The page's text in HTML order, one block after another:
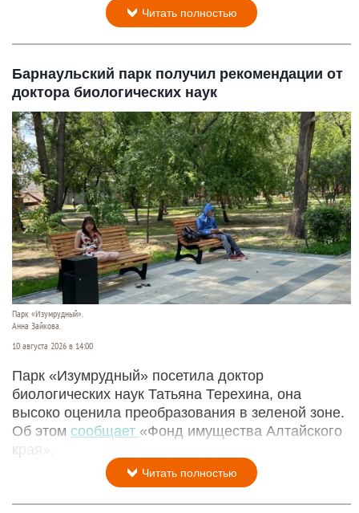
Читать полностью
Барнаульский парк получил рекомендации от
доктора биологических наук
Парк «Изумрудный».
Анна Зайкова.
10 августа 2026 в 14:00
Парк «Изумрудный» посетила доктор
биологических наук Татьяна Терехина, она
высоко оценила преобразования в зеленой зоне.
Об этом сообщает «Фонд имущества Алтайского
края».
Читать полностью